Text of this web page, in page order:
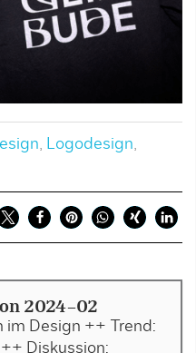
, Logodesign,
2024-02
im Design ++ Trend:
Diskussion: